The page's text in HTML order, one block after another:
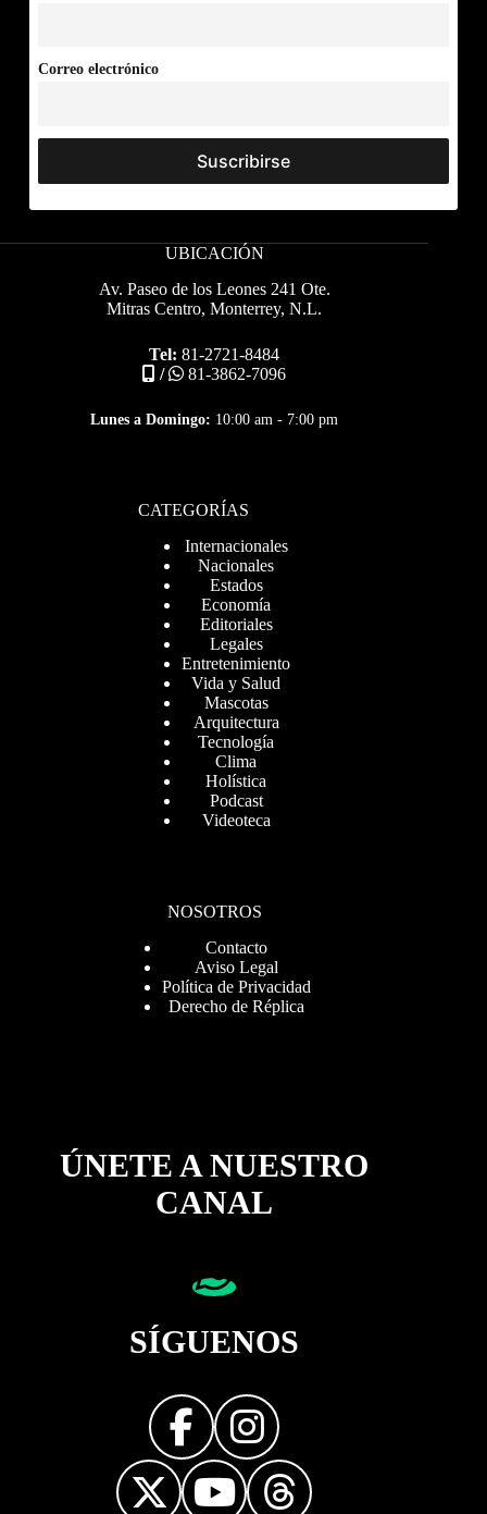
Correo electrónico
UBICACIÓN
Av. Paseo de los Leones 241 Ote.
Mitras Centro, Monterrey, N.L.
Tel: 81-2721-8484
/
81-3862-7096
Lunes a Domingo: 10:00 am - 7:00 pm
CATEGORÍAS
Internacionales
Nacionales
Estados
Economía
Editoriales
Legales
Entretenimiento
Vida y Salud
Mascotas
Arquitectura
Tecnología
Clima
Holística
Podcast
Videoteca
NOSOTROS
Contacto
Aviso Legal
Política de Privacidad
Derecho de Réplica
ÚNETE A NUESTRO
CANAL
SÍGUENOS